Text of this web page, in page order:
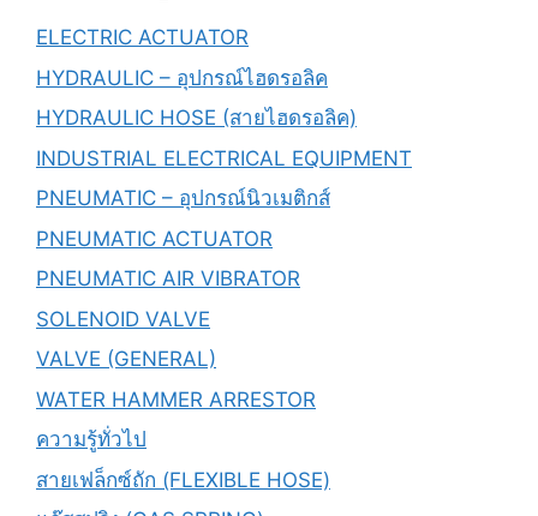
ELECTRIC ACTUATOR
HYDRAULIC – อุปกรณ์ไฮดรอลิค
HYDRAULIC HOSE (สายไฮดรอลิค)
INDUSTRIAL ELECTRICAL EQUIPMENT
PNEUMATIC – อุปกรณ์นิวเมติกส์
PNEUMATIC ACTUATOR
PNEUMATIC AIR VIBRATOR
SOLENOID VALVE
VALVE (GENERAL)
WATER HAMMER ARRESTOR
ความรู้ทั่วไป
สายเฟล็กซ์ถัก (FLEXIBLE HOSE)